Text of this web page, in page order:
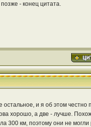
- конец цитата.
и я об этом честно
хорошо, а две - лучше.
300 км, поэтому они не